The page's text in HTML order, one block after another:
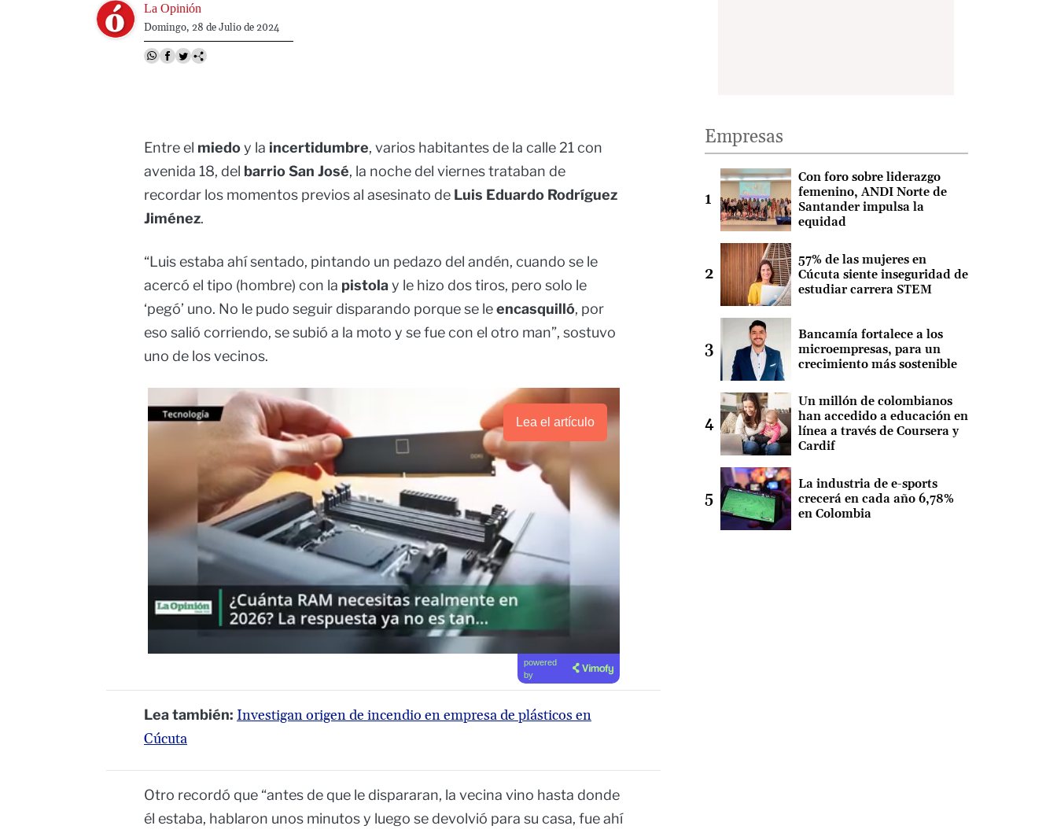
Image La Opinión
Domingo, 28 de Julio de 2024
Entre el miedoy la incertidumbre, varios habitantes de la calle 21 con
avenida 18, del barrio San José, la noche del viernes trataban de
recordar los momentos previos al asesinato de Luis Eduardo Rodríguez
Jiménez.
“Luis estaba ahí sentado, pintando un pedazo del andén, cuando se le
acercó el tipo (hombre) con la pistolay le hizo dos tiros, pero solo le
‘pegó’ uno. No le pudo seguir disparando porque se leencasquilló, por
eso salió corriendo, se subió a la moto y se fue con el otro man”, sostuvo
uno de los vecinos.
Lea el artículo
powered
by
Lea también: Investigan origen de incendio en empresa de plásticos en
Cúcuta
Otro recordó que “antes de que le dispararan, la vecina vino hasta donde
él estaba, hablaron unos minutos y luego se devolvió para su casa, fue ahí
Empresas
Con foro sobre liderazgo
femenino, ANDI Norte de
Santander impulsa la
equidad
57% de las mujeres en
Cúcuta siente inseguridad de
estudiar carrera STEM
Bancamía fortalece a los
microempresas, para un
crecimiento más sostenible
Un millón de colombianos
han accedido a educación en
línea a través de Coursera y
Cardif
La industria de e-sports
crecerá en cada año 6,78%
en Colombia